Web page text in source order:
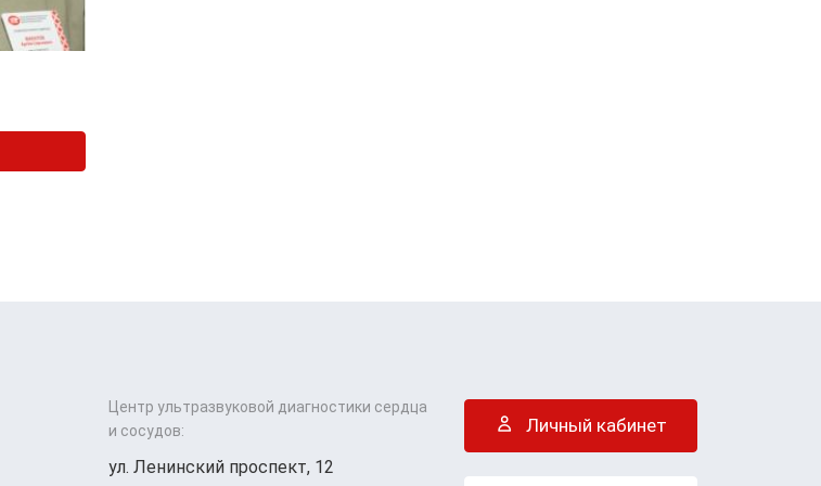
Центр ультразвуковой диагностики сердца
и сосудов:
ул. Ленинский проспект, 12
Личный кабинет